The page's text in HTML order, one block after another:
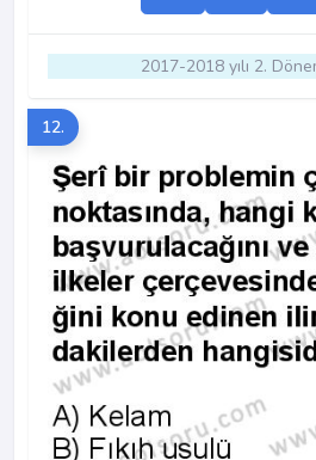
2017-2018 yılı 2.
12.